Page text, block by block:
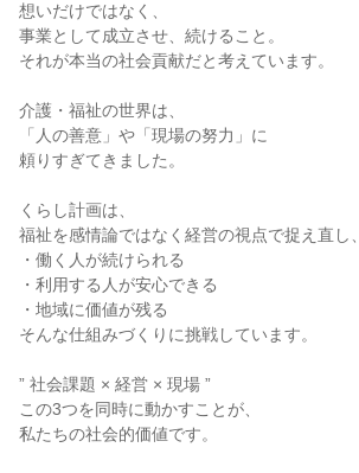
想いだけではなく、
事業として成立させ、続けること。
それが本当の社会貢献だと考えています。
介護・福祉の世界は、
「人の善意」や「現場の努力」に
頼りすぎてきました。
くらし計画は、
福祉を感情論ではなく経営の視点で捉え直し、
・働く人が続けられる
・利用する人が安心できる
・地域に価値が残る
そんな仕組みづくりに挑戦しています。
” 社会課題 × 経営 × 現場 ”
この3つを同時に動かすことが、
私たちの社会的価値です。